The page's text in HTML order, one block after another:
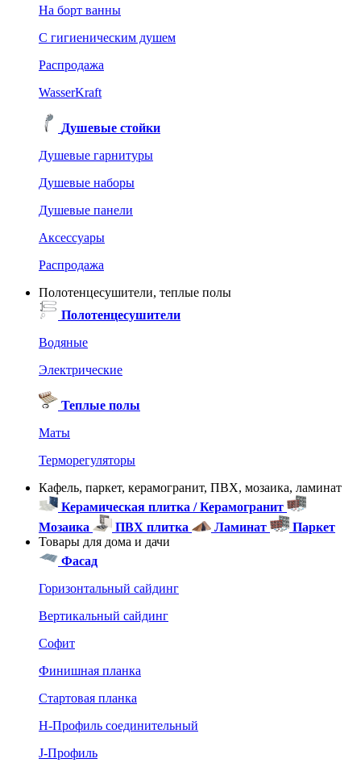
На борт ванны
C гигиеническим душем
Распродажа
WasserKraft
Душевые стойки
Душевые гарнитуры
Душевые наборы
Душевые панели
Аксессуары
Распродажа
Полотенцесушители, теплые полы
Полотенцесушители
Водяные
Электрические
Теплые полы
Маты
Терморегуляторы
Кафель, паркет, керамогранит, ПВХ, мозаика, ламинат
Керамическая плитка / Керамогранит
Мозаика
ПВХ плитка Ламинат
Паркет
Товары для дома и дачи
Фасад
Горизонтальный сайдинг
Вертикальный сайдинг
Софит
Финишная планка
Стартовая планка
Н-Профиль соединительный
J-Профиль